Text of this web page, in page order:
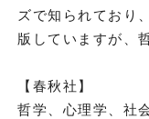
ズで知られており
版していますが、
【春秋社】
哲学、心理学、社